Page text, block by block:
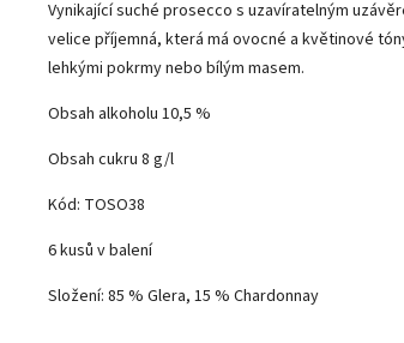
Vynikající suché prosecco s uzavíratelným
velice příjemná, která má ovocné a květinové
lehkými pokrmy nebo bílým masem.
Obsah alkoholu 10,5 %
Obsah cukru 8 g/l
Kód: TOSO38
6 kusů v balení
Složení: 85 % Glera, 15 % Chardonnay